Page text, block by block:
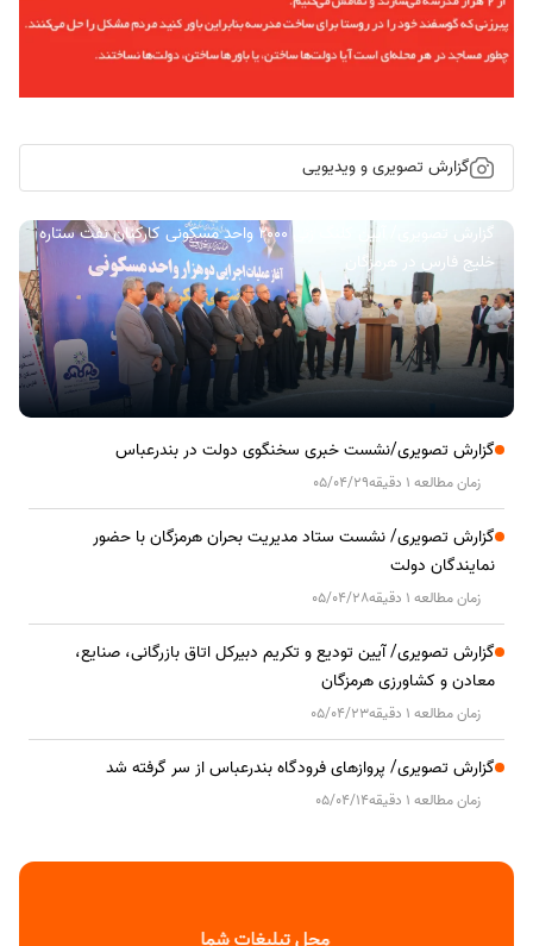
گزارش تصویری و ویدیویی
گزارش تصویری/ آیین کلنگ زنی ۲۰۰۰ واحد مسکونی کارکنان نفت ستاره
خلیج فارس در هرمزگان
گزارش تصویری/نشست خبری سخنگوی دولت در بندرعباس
زمان مطالعه 1 دقیقه 05/04/29
گزارش تصویری/ نشست ستاد مدیریت بحران هرمزگان با حضور
نمایندگان دولت
زمان مطالعه 1 دقیقه 05/04/28
گزارش تصویری/ آیین تودیع و تکریم دبیرکل اتاق بازرگانی، صنایع،
معادن و کشاورزی هرمزگان
زمان مطالعه 1 دقیقه 05/04/23
گزارش تصویری/ پروازهای فرودگاه بندرعباس از سر گرفته شد
زمان مطالعه 1 دقیقه 05/04/14